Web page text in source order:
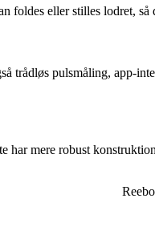
foldes eller stilles lodret,
trådløs pulsmåling, app-
mere robust